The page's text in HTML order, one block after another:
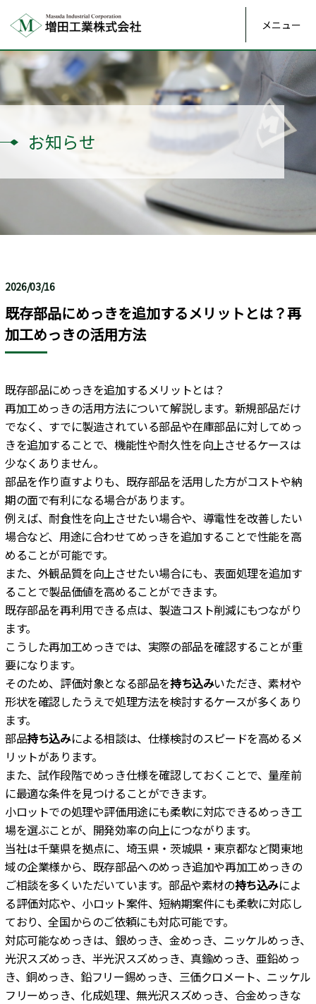
メニュー
お知らせ
2026/03/16
既存部品にめっきを追加するメリットとは？再
加工めっきの活用方法
既存部品にめっきを追加するメリットとは？
再加工めっきの活用方法について解説します。新規部品だけ
でなく、すでに製造されている部品や在庫部品に対してめっ
きを追加することで、機能性や耐久性を向上させるケースは
少なくありません。
部品を作り直すよりも、既存部品を活用した方がコストや納
期の面で有利になる場合があります。
例えば、耐食性を向上させたい場合や、導電性を改善したい
場合など、用途に合わせてめっきを追加することで性能を高
めることが可能です。
また、外観品質を向上させたい場合にも、表面処理を追加す
ることで製品価値を高めることができます。
既存部品を再利用できる点は、製造コスト削減にもつながり
ます。
こうした再加工めっきでは、実際の部品を確認することが重
要になります。
そのため、評価対象となる部品を持ち込みいただき、素材や
形状を確認したうえで処理方法を検討するケースが多くあり
ます。
部品持ち込みによる相談は、仕様検討のスピードを高めるメ
リットがあります。
また、試作段階でめっき仕様を確認しておくことで、量産前
に最適な条件を見つけることができます。
小ロットでの処理や評価用途にも柔軟に対応できるめっき工
場を選ぶことが、開発効率の向上につながります。
当社は千葉県を拠点に、埼玉県・茨城県・東京都など関東地
域の企業様から、既存部品へのめっき追加や再加工めっきの
ご相談を多くいただいています。部品や素材の持ち込みによ
る評価対応や、小ロット案件、短納期案件にも柔軟に対応し
ており、全国からのご依頼にも対応可能です。
対応可能なめっきは、銀めっき、金めっき、ニッケルめっき、
光沢スズめっき、半光沢スズめっき、真鍮めっき、亜鉛めっ
き、銅めっき、鉛フリー錫めっき、三価クロメート、ニッケル
フリーめっき、化成処理、無光沢スズめっき、合金めっきな